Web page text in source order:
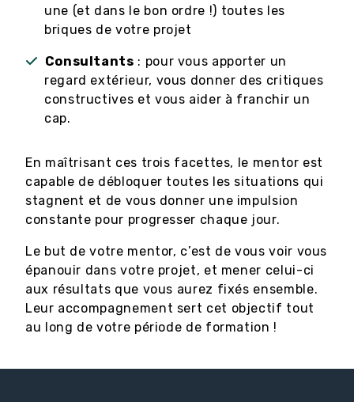
une (et dans le bon ordre !) toutes les
briques de votre projet
Consultants : pour vous apporter un
regard extérieur, vous donner des critiques
constructives et vous aider à franchir un
cap.
En maîtrisant ces trois facettes, le mentor est
capable de débloquer toutes les situations qui
stagnent et de vous donner une impulsion
constante pour progresser chaque jour.
Le but de votre mentor, c’est de vous voir vous
épanouir dans votre projet, et mener celui-ci
aux résultats que vous aurez fixés ensemble.
Leur accompagnement sert cet objectif tout
au long de votre période de formation !